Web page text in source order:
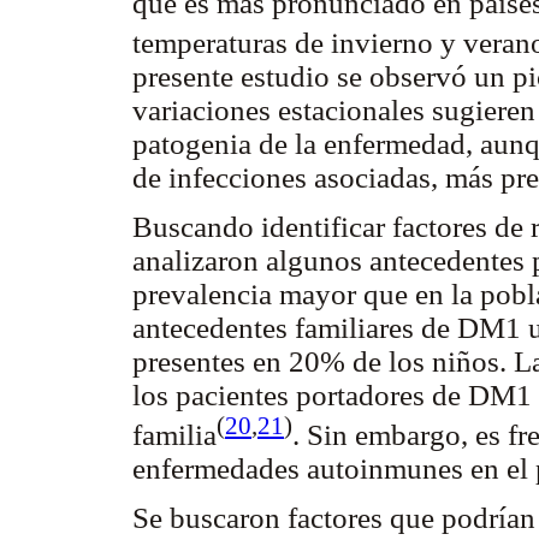
temperaturas de invierno y
presente estudio se observó un
variaciones estacionales
patogenia de la enfermedad,
de infecciones asociadas, más
Buscando identificar factores de
analizaron algunos
prevalencia mayor que en la
antecedentes familiares de DM1
presentes en 20% de los niños.
los pacientes portadores de
familia(20,21). Sin embargo, es
enfermedades autoinmunes en
Se buscaron factores que